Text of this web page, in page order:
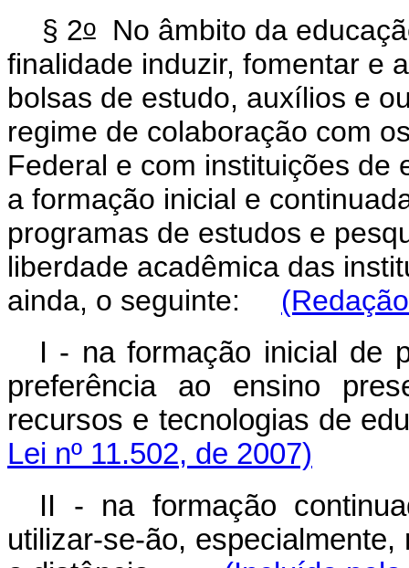
§ 2oNo âmbito da
finalidade induzir, fomentar e
bolsas de estudo, auxílios e
regime de colaboração com
Federal e com instituições de
a formação inicial e
programas de estudos e
liberdade acadêmica das
ainda, o seguinte:
I - na formação inicial de
preferência ao ensino
recursos e tecnologias de
Lei nº 11.502, de 2007)
II - na formação
utilizar-se-ão,